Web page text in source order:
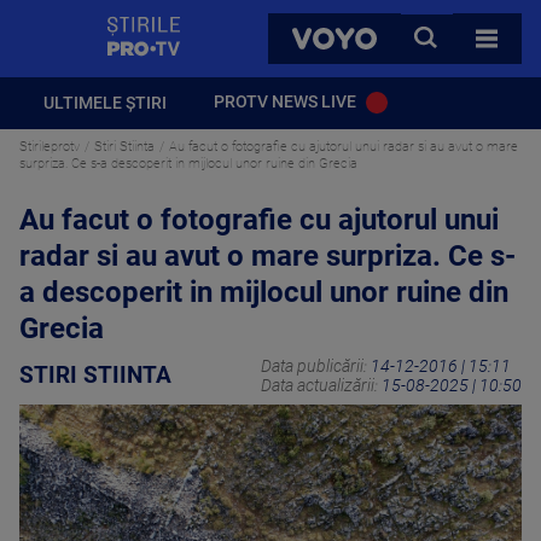
VOYO
CAUTA
TOATE
ULTIMELE ȘTIRI PROTV NEWS LIVE
Stirileprotv Stiri Stiinta
Au facut o fotografie cu ajutorul unui radar si au avut o mare
surpriza. Ce s-a descoperit in mijlocul unor ruine din Grecia
Au facut o fotografie cu ajutorul unui
radar si au avut o mare surpriza. Ce s-
a descoperit in mijlocul unor ruine din
Grecia
STIRI STIINTA Data publicării: 14-12-2016 | 15:11
Data actualizării: 15-08-2025 | 10:50